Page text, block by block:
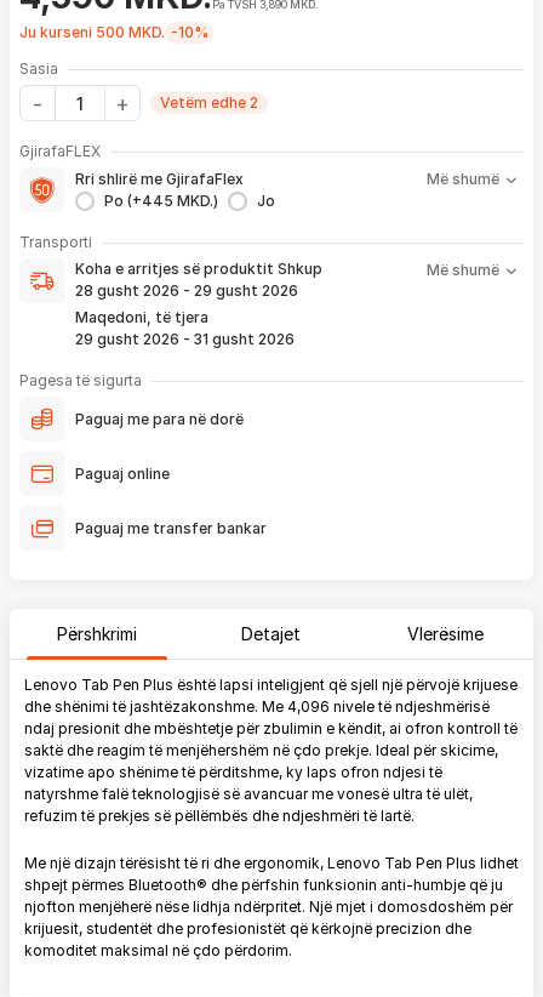
Pa TVSH 3,890 MKD.
Ju kurseni 500 MKD. -10%
Sasia
Vetëm edhe 2
GjirafaFLEX
Rri shlirë me GjirafaFlex
Po (+445 MKD.)
Jo
Më shumë
-Prioritet
1 viti nga blerja
- Kontakt brenda24 hpër servisim, zëvendësim apo kthim
pagesë
Transporti
Koha e arritjes së produktit Shkup
28 gusht 2026 - 29 gusht 2026
Maqedoni, të tjera
29 gusht 2026 - 31 gusht 2026
Më shumë
Koha e arritjes së produktit nënkupton periudhën prej kur
bëhet verifikimi i porosisë suaj, dhe njoftimit për verifikim
që ju e pranoni përmes email-it apo SMS-it.
Nëse porosia bëhet tani, produkti arrin sipas afatit kohor të
vendosur më lartë. Ju do të njoftoheni në vazhdimësi
përmes emailit rreth vendndodhjes së porosisë suaj, duke
përfshirë momentin kur produkti arrin në depon tonë, dhe
më lartë. Ju lusim të keni parasysh që festat ndërkombëtare ndikojnë që
liferimi të shtyhet për rreth 2 ditë.
Pagesa të sigurta
Paguaj me para në dorë
Paguaj online
Paguaj me transfer bankar
Përshkrimi Detajet Vlerësime
Lenovo Tab Pen Plus është lapsi inteligjent që sjell një përvojë krijuese
dhe shënimi të jashtëzakonshme. Me 4,096 nivele të ndjeshmërisë
ndaj presionit dhe mbështetje për zbulimin e këndit, ai ofron kontroll të
saktë dhe reagim të menjëhershëm në çdo prekje. Ideal për skicime,
vizatime apo shënime të përditshme, ky laps ofron ndjesi të
natyrshme falë teknologjisë së avancuar me vonesë ultra të ulët,
refuzim të prekjes së pëllëmbës dhe ndjeshmëri të lartë.
Me një dizajn tërësisht të ri dhe ergonomik, Lenovo Tab Pen Plus lidhet
shpejt përmes Bluetooth® dhe përfshin funksionin anti-humbje që ju
njofton menjëherë nëse lidhja ndërpritet. Një mjet i domosdoshëm për
krijuesit, studentët dhe profesionistët që kërkojnë precizion dhe
komoditet maksimal në çdo përdorim.